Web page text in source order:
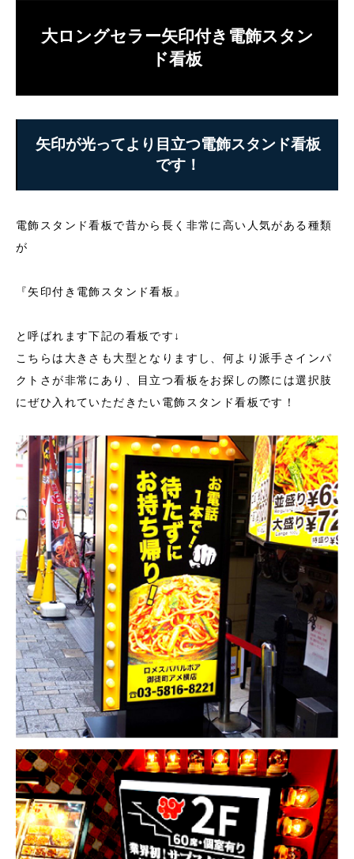
大ロングセラー矢印付き電飾スタン
ド看板
矢印が光ってより目立つ電飾スタンド看板
です！
電飾スタンド看板で昔から長く非常に高い人気がある種類
が
『矢印付き電飾スタンド看板』
と呼ばれます下記の看板です↓
こちらは大きさも大型となりますし、何より派手さインパ
クトさが非常にあり、目立つ看板をお探しの際には選択肢
にぜひ入れていただきたい電飾スタンド看板です！